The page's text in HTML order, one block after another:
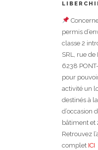
permis
classe 2
SRL, rue
6238
pour
activité un
destinés à
d’occasion
bâtiment et
Retrouvez
complet ICI